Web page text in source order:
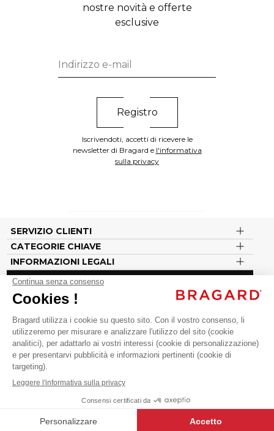
nostre novità e offerte
esclusive
Iscrivendoti, accetti di ricevere le
newsletter di Bragard e l'informativa
sulla privacy
SERVIZIO CLIENTI
CATEGORIE CHIAVE
INFORMAZIONI LEGALI
Seguici sui nostri social
#vousenbragard
Cliquez-ici pour modifier vos préférences en matière de cookies
©BRAGARD 2026 - TOUS DROITS RÉSERVÉS